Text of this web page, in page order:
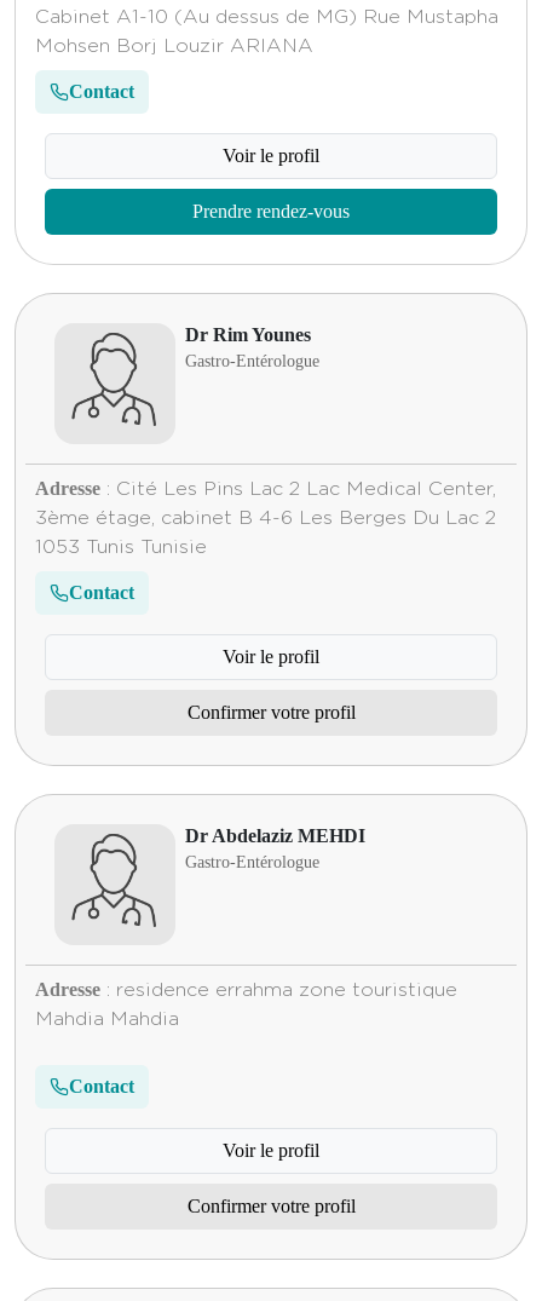
Cabinet A1-10 (Au dessus de MG) Rue Mustapha
Mohsen Borj Louzir ARIANA
Contact
Voir le profil
Prendre rendez-vous
Dr Rim Younes
Gastro-Entérologue
Adresse : Cité Les Pins Lac 2 Lac Medical Center,
3ème étage, cabinet B 4-6 Les Berges Du Lac 2
1053 Tunis Tunisie
Contact
Voir le profil
Confirmer votre profil
Dr Abdelaziz MEHDI
Gastro-Entérologue
Adresse : residence errahma zone touristique
Mahdia Mahdia
Contact
Voir le profil
Confirmer votre profil